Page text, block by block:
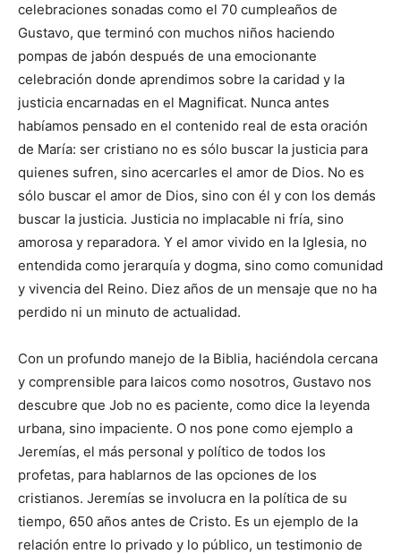
celebraciones sonadas como el 70 cumpleaños de
Gustavo, que terminó con muchos niños haciendo
pompas de jabón después de una emocionante
celebración donde aprendimos sobre la caridad y la
justicia encarnadas en el Magnificat. Nunca antes
habíamos pensado en el contenido real de esta oración
de María: ser cristiano no es sólo buscar la justicia para
quienes sufren, sino acercarles el amor de Dios. No es
sólo buscar el amor de Dios, sino con él y con los demás
buscar la justicia. Justicia no implacable ni fría, sino
amorosa y reparadora. Y el amor vivido en la Iglesia, no
entendida como jerarquía y dogma, sino como comunidad
y vivencia del Reino. Diez años de un mensaje que no ha
perdido ni un minuto de actualidad.
Con un profundo manejo de la Biblia, haciéndola cercana
y comprensible para laicos como nosotros, Gustavo nos
descubre que Job no es paciente, como dice la leyenda
urbana, sino impaciente. O nos pone como ejemplo a
Jeremías, el más personal y político de todos los
profetas, para hablarnos de las opciones de los
cristianos. Jeremías se involucra en la política de su
tiempo, 650 años antes de Cristo. Es un ejemplo de la
relación entre lo privado y lo público, un testimonio de